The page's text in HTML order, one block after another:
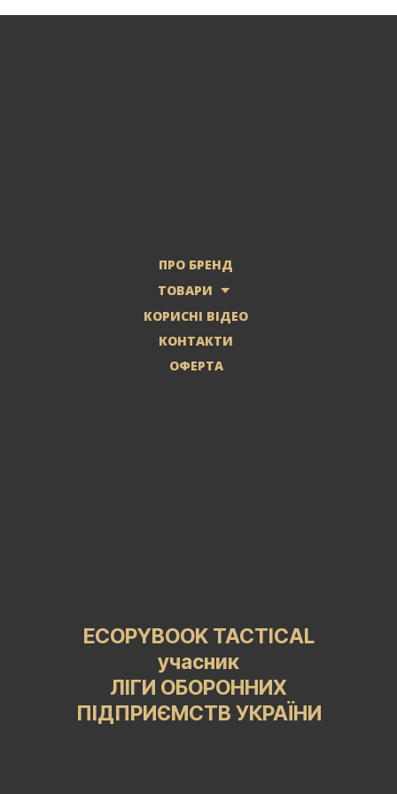
ПРО БРЕНД
ТОВАРИ
КОРИСНІ ВІДЕО
КОНТАКТИ
ОФЕРТА
ECOPYBOOK TACTICAL
учасник
ЛІГИ ОБОРОННИХ
ПІДПРИЄМСТВ УКРАЇНИ